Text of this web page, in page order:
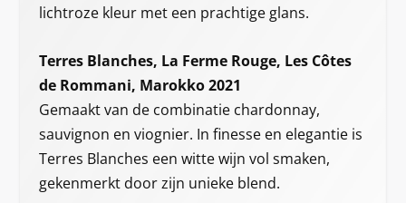
lichtroze kleur met een prachtige glans.
Terres Blanches, La Ferme Rouge, Les Côtes
de Rommani, Marokko 2021
Gemaakt van de combinatie chardonnay,
sauvignon en viognier. In finesse en elegantie is
Terres Blanches een witte wijn vol smaken,
gekenmerkt door zijn unieke blend.